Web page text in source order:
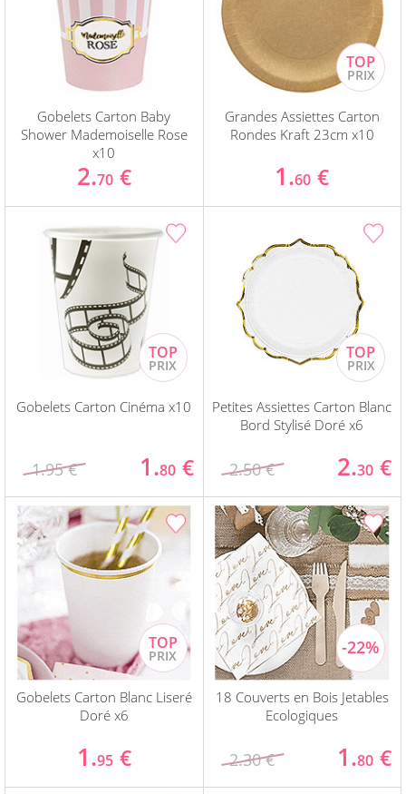
Gobelets Carton Baby
Shower Mademoiselle Rose
x10
2.70 €
Grandes Assiettes Carton
Rondes Kraft 23cm x10
1.60 €
Gobelets Carton Cinéma x10
1.95 € 1.80 €
Petites Assiettes Carton Blanc
Bord Stylisé Doré x6
2.50 € 2.30 €
Gobelets Carton Blanc Liseré
Doré x6
1.95 €
18 Couverts en Bois Jetables
Ecologiques
2.30 € 1.80 €